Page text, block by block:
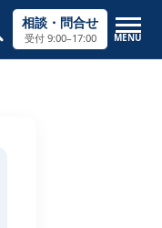
相談・問合せ
受付 9:00–17:00 MENU